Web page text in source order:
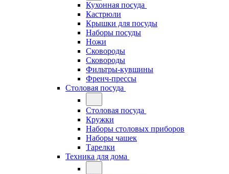
Кухонная посуда
Кастрюли
Крышки для посуды
Наборы посуды
Ножи
Сковороды
Сковороды
Фильтры-кувшины
Френч-прессы
Столовая посуда
Столовая посуда
Кружки
Наборы столовых приборов
Наборы чашек
Тарелки
Техника для дома